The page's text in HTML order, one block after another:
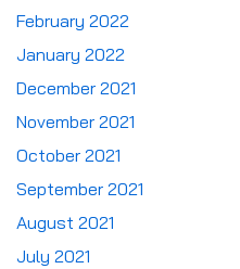
February 2022
January 2022
December 2021
November 2021
October 2021
September 2021
August 2021
July 2021